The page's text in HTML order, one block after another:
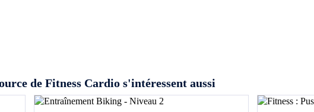
de Fitness Cardio s'intéressent aussi